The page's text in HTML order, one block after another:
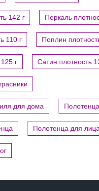
142 г Перкаль
110 г Поплин
г Сатин плотность
для дома Полотенца
Полотенца для